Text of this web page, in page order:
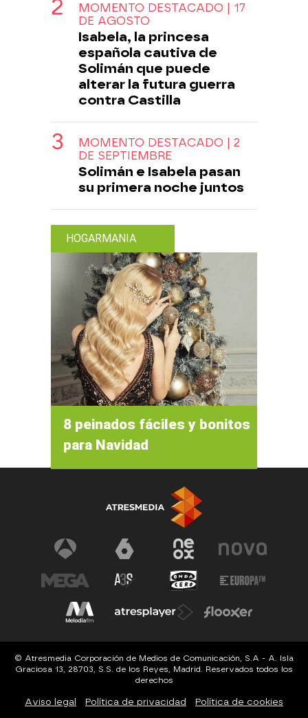
MOMENTO DESTACADO | 17
DE AGOSTO
Isabela, la princesa
española cautiva de
Solimán que puede
alterar la futura guerra
contra Castilla
MOMENTO DESTACADO | 2
DE SEPTIEMBRE
Solimán e Isabela pasan
su primera noche juntos
HOGARMANIA
8 peinados fáciles y bonitos
para Navidad
© Atresmedia Corporación de Medios de Comunicación, S.A - A. Isla
Graciosa 13, 28703, S.S. de los Reyes, Madrid. Reservados todos los
derechos
Aviso legal Política de privacidad Política de cookies